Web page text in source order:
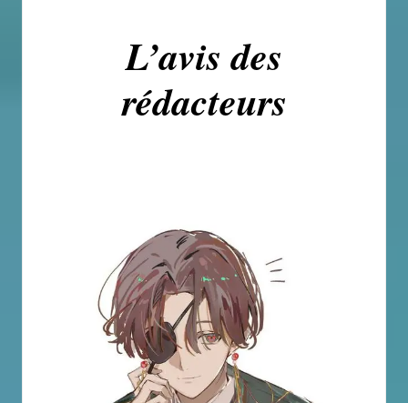
L’avis des
rédacteurs